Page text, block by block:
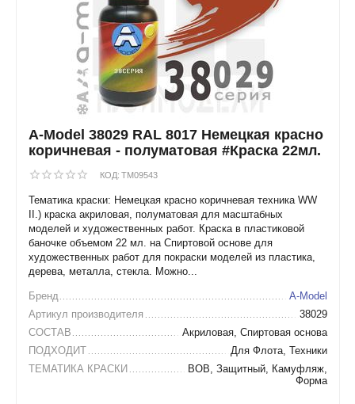
A-Model 38029 RAL 8017 Немецкая красно
коричневая - полуматовая #Краска 22мл.
КОД: TM09543
Тематика краски: Немецкая красно коричневая техника WW
II.) краска акриловая, полуматовая для масштабных
моделей и художественных работ. Краска в пластиковой
баночке объемом 22 мл. на Спиртовой основе для
художественных работ для покраски моделей из пластика,
дерева, металла, стекла. Можно...
Бренд
A-Model
Артикул производителя
38029
СОСТАВ
Акриловая, Спиртовая основа
ПОДХОДИТ
Для Флота, Техники
ТЕМАТИКА КРАСКИ
ВОВ, Защитный, Камуфляж,
Форма